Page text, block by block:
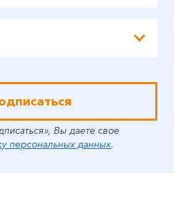
Вы даете свое
персональных данных.